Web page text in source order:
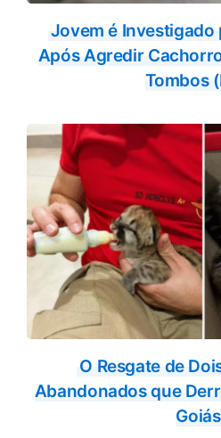
Jovem é
Após Agredir
Tombos
O Resgate de
Abandonados que
Goiás